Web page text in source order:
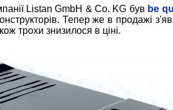
Listan GmbH & Co. KG був be
Тепер же в продажі
трохи знизилося в ціні.